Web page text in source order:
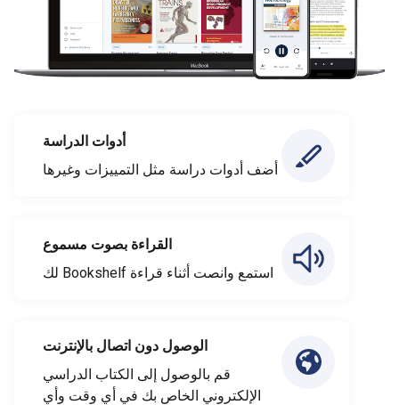
أدوات الدراسة
أضف أدوات دراسة مثل التمييزات وغيرها
القراءة بصوت مسموع
استمع وانصت أثناء قراءة Bookshelf لك
الوصول دون اتصال بالإنترنت
قم بالوصول إلى الكتاب الدراسي
الإلكتروني الخاص بك في أي وقت وأي